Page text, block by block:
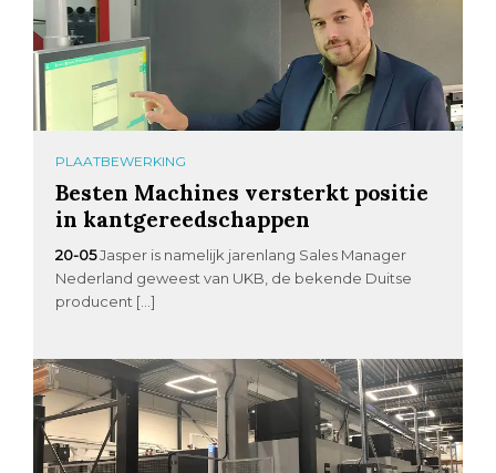
PLAATBEWERKING
Besten Machines versterkt positie
in kantgereedschappen
20-05Jasper is namelijk jarenlang Sales Manager
Nederland geweest van UKB, de bekende Duitse
producent […]